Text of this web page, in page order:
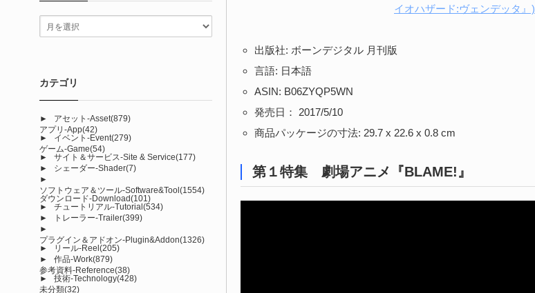
イオハザード:ヴェンデッタ』)
出版社: ボーンデジタル 月刊版
言語: 日本語
ASIN: B06ZYQP5WN
発売日： 2017/5/10
商品パッケージの寸法: 29.7 x 22.6 x 0.8 cm
第１特集 劇場アニメ『BLAME!』
カテゴリ
► アセット-Asset(879)
アプリ-App(42)
►
イベント-Event(279)
ゲーム-Game(54)
►
サイト＆サービス-Site & Service(177)
►
シェーダー-Shader(7)
►
ソフトウェア＆ツール-Software&Tool(1554)
ダウンロード-Download(101)
►
チュートリアル-Tutorial(534)
►
トレーラー-Trailer(399)
►
プラグイン＆アドオン-Plugin&Addon(1326)
►
リール-Reel(205)
►
作品-Work(879)
参考資料-Reference(38)
►
技術-Technology(428)
未分類(32)